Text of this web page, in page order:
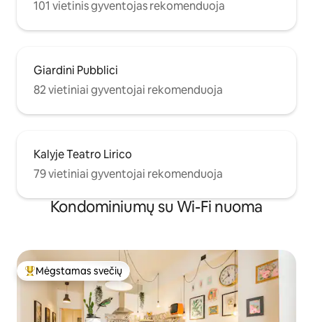
101 vietinis gyventojas rekomenduoja
Giardini Pubblici
82 vietiniai gyventojai rekomenduoja
Kalyje Teatro Lirico
79 vietiniai gyventojai rekomenduoja
Kondominiumų su Wi-Fi nuoma
Svečių mėgstamiausias
Mėgstamas svečių